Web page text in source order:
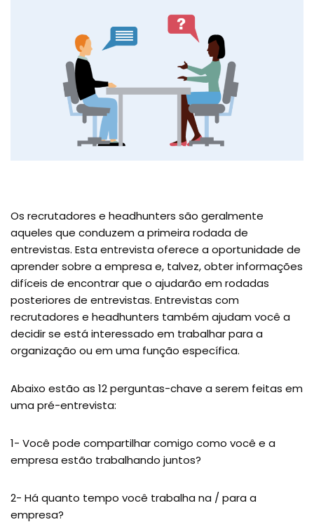
Os recrutadores e headhunters são geralmente
aqueles que conduzem a primeira rodada de
entrevistas. Esta entrevista oferece a oportunidade de
aprender sobre a empresa e, talvez, obter informações
difíceis de encontrar que o ajudarão em rodadas
posteriores de entrevistas. Entrevistas com
recrutadores e headhunters também ajudam você a
decidir se está interessado em trabalhar para a
organização ou em uma função específica.
Abaixo estão as 12 perguntas-chave a serem feitas em
uma pré-entrevista:
1- Você pode compartilhar comigo como você e a
empresa estão trabalhando juntos?
2- Há quanto tempo você trabalha na / para a
empresa?